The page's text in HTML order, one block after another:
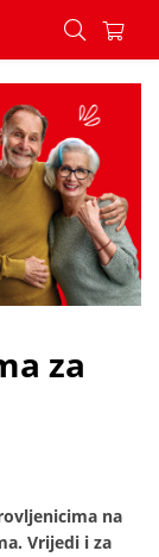
- Vijesti -
za
na
Vrijedi i za